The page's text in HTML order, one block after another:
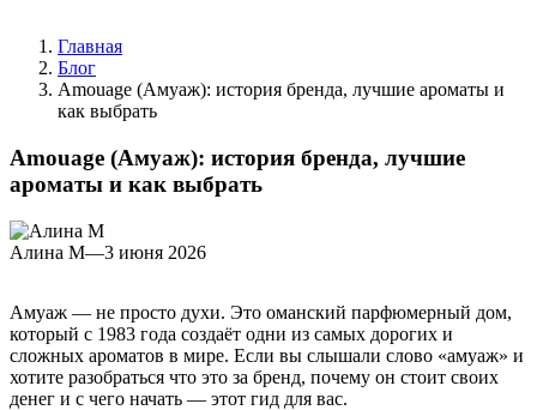
Главная
Блог
Amouage (Амуаж): история бренда, лучшие ароматы и
как выбрать
Amouage (Амуаж): история бренда, лучшие
ароматы и как выбрать
Алина М—3 июня 2026
Амуаж — не просто духи. Это оманский парфюмерный дом,
который с 1983 года создаёт одни из самых дорогих и
сложных ароматов в мире. Если вы слышали слово «амуаж» и
хотите разобраться что это за бренд, почему он стоит своих
денег и с чего начать — этот гид для вас.